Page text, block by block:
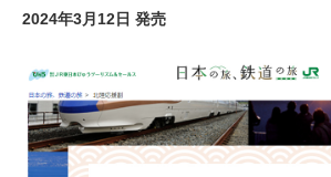
2024年3月12日 発売